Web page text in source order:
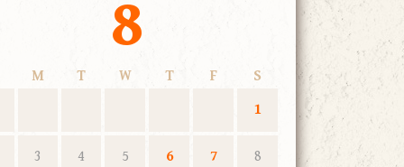
8
M T W T F
S
1
3 4 5 6 7 8